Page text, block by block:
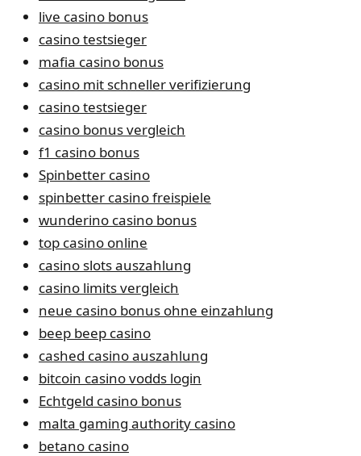
live casino bonus
casino testsieger
mafia casino bonus
casino mit schneller verifizierung
casino testsieger
casino bonus vergleich
f1 casino bonus
Spinbetter casino
spinbetter casino freispiele
wunderino casino bonus
top casino online
casino slots auszahlung
casino limits vergleich
neue casino bonus ohne einzahlung
beep beep casino
cashed casino auszahlung
bitcoin casino vodds login
Echtgeld casino bonus
malta gaming authority casino
betano casino